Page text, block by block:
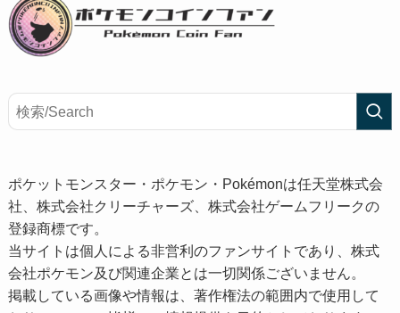
ポケットモンスター・ポケモン・Pokémonは任天堂株式会
社、株式会社クリーチャーズ、株式会社ゲームフリークの
登録商標です。
当サイトは個人による非営利のファンサイトであり、株式
会社ポケモン及び関連企業とは一切関係ございません。
掲載している画像や情報は、著作権法の範囲内で使用して